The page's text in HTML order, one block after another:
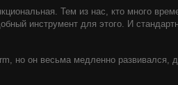
Тем из нас, кто много
инструмент для этого. И
но он весьма медленно развивался,